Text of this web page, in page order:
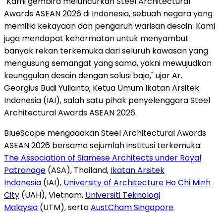
Awards ASEAN 2026 di Indonesia, sebuah negara yang
memiliki kekayaan dan pengaruh warisan desain. Kami
juga mendapat kehormatan untuk menyambut
banyak rekan terkemuka dari seluruh kawasan yang
mengusung semangat yang sama, yakni mewujudkan
keunggulan desain dengan solusi baja," ujar Ar.
Georgius Budi Yulianto, Ketua Umum Ikatan Arsitek
Indonesia (IAI), salah satu pihak penyelenggara Steel
Architectural Awards ASEAN 2026.
BlueScope mengadakan Steel Architectural Awards
ASEAN 2026 bersama sejumlah institusi terkemuka:
The Association of Siamese Architects under Royal
Patronage (ASA), Thailand, Ikatan Arsitek
Indonesia (IAI), University of Architecture Ho Chi Minh
City (UAH), Vietnam, Universiti Teknologi
Malaysia (UTM), sertaAustCham Singapore.